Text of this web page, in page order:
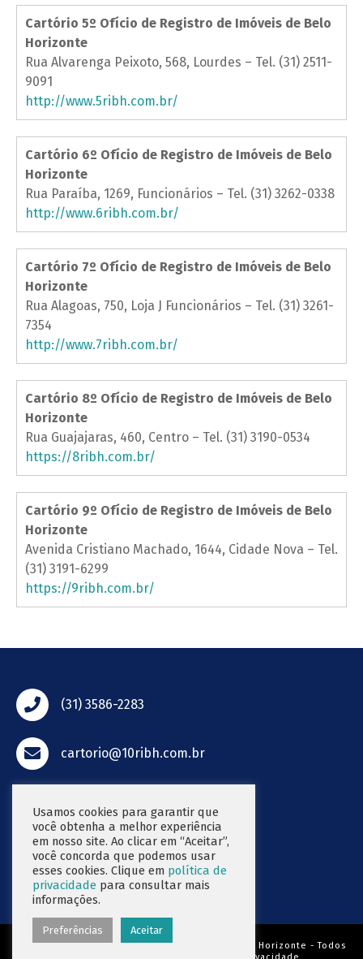
Cartório 5º Ofício de Registro de Imóveis de Belo
Horizonte
Rua Alvarenga Peixoto, 568, Lourdes – Tel. (31) 2511-
9091
http://www.5ribh.com.br/
Cartório 6º Ofício de Registro de Imóveis de Belo
Horizonte
Rua Paraíba, 1269, Funcionários – Tel. (31) 3262-0338
http://www.6ribh.com.br/
Cartório 7º Ofício de Registro de Imóveis de Belo
Horizonte
Rua Alagoas, 750, Loja J Funcionários – Tel. (31) 3261-
7354
http://www.7ribh.com.br/
Cartório 8º Ofício de Registro de Imóveis de Belo
Horizonte
Rua Guajajaras, 460, Centro – Tel. (31) 3190-0534
https://8ribh.com.br/
Cartório 9º Ofício de Registro de Imóveis de Belo
Horizonte
Avenida Cristiano Machado, 1644, Cidade Nova – Tel.
(31) 3191-6299
https://9ribh.com.br/
(31) 3586-2283
cartorio@10ribh.com.br
Funcionários - Belo Horizonte / MG
CEP 30130-153
Segunda a sexta
de 9h às 17h
© 2022 - 10° Ofício Registro de Imóveis de Belo Horizonte - Todos
Usamos cookies para garantir que
você obtenha a melhor experiência
em nosso site. Ao clicar em “Aceitar”,
você concorda que podemos usar
esses cookies. Clique em política de
privacidade para consultar mais
informações.
Preferências Aceitar